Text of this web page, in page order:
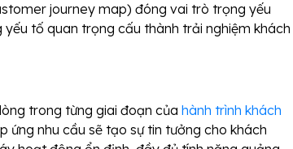
journey map) đóng vai trò trọng yếu
tố quan trọng cấu thành trải nghiệm khách
trong từng giai đoạn của hành trình khách
nhu cầu sẽ tạo sự tin tưởng cho khách